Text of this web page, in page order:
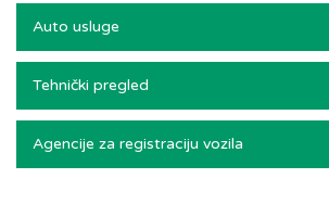
Auto usluge
Tehnički pregled
Agencije za registraciju vozila